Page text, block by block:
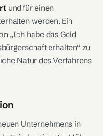
und für einen
werden. Ein
„Ich habe das Geld
erhalten“ zu
Natur des Verfahrens
Unternehmens in